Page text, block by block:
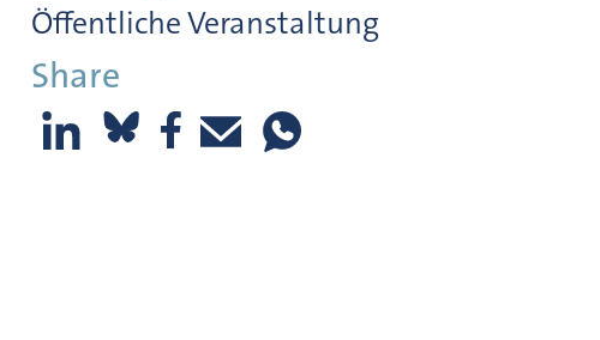
Öffentliche Veranstaltung
Share